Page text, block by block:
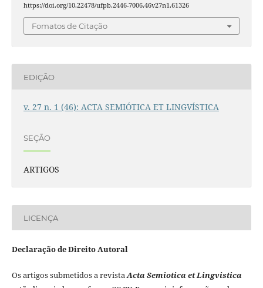
https://doi.org/10.22478/ufpb.2446-7006.46v27n1.61326
Fomatos de Citação
EDIÇÃO
v. 27 n. 1 (46): ACTA SEMIÓTICA ET LINGVÍSTICA
SEÇÃO
ARTIGOS
LICENÇA
Declaração de Direito Autoral
Os artigos submetidos a revistaActa Semiotica et Lingvistica